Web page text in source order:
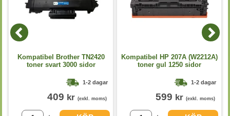
Kompatibel Brother TN2420
toner svart 3000 sidor
1-2 dagar
409 kr (exkl. moms)
Kompatibel HP 207A (W2212A)
toner gul 1250 sidor
1-2 dagar
599 kr (exkl. moms)